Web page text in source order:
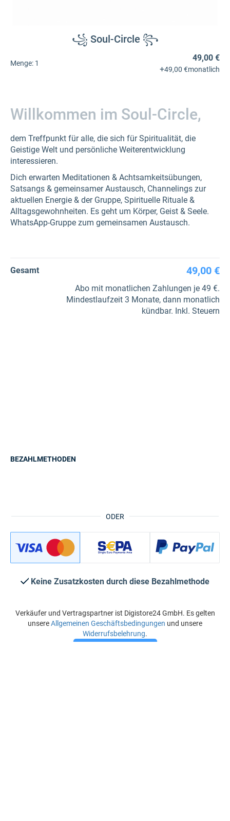
꧁ Soul-Circle ꧂
Menge: 1
49,00 €
+49,00 €monatlich
Willkommen im Soul-Circle,
dem Treffpunkt für alle, die sich für Spiritualität, die
Geistige Welt und persönliche Weiterentwicklung
interessieren.
Dich erwarten Meditationen & Achtsamkeitsübungen,
Satsangs & gemeinsamer Austausch, Channelings zur
aktuellen Energie & der Gruppe, Spirituelle Rituale &
Alltagsgewohnheiten. Es geht um Körper, Geist & Seele.
WhatsApp-Gruppe zum gemeinsamen Austausch.
Gesamt 49,00 €
Abo mit monatlichen Zahlungen je 49 €.
Mindestlaufzeit 3 Monate, dann monatlich
kündbar. Inkl. Steuern
ODER
BEZAHLMETHODEN
Keine Zusatzkosten durch diese Bezahlmethode
Verkäufer und Vertragspartner ist Digistore24 GmbH. Es gelten
unsereAllgemeinen Geschäftsbedingungen und unsere
Widerrufsbelehrung.